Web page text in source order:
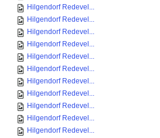
Hilgendorf Redevel...
Hilgendorf Redevel...
Hilgendorf Redevel...
Hilgendorf Redevel...
Hilgendorf Redevel...
Hilgendorf Redevel...
Hilgendorf Redevel...
Hilgendorf Redevel...
Hilgendorf Redevel...
Hilgendorf Redevel...
Hilgendorf Redevel...